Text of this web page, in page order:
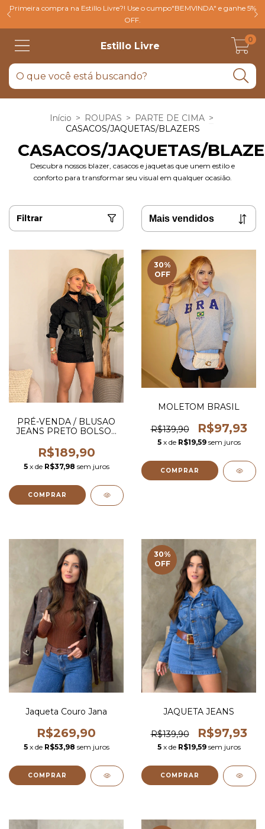
Primeira compra na Estillo Livre?! Use o cumpo"BEMVINDA" e ganhe 5%
OFF.
Estillo Livre
0
Início > ROUPAS > PARTE DE CIMA >
CASACOS/JAQUETAS/BLAZERS
CASACOS/JAQUETAS/
Descubra nossos blazer, casacos e jaquetas que unem estilo e
conforto para transformar seu visual em qualquer ocasião.
Filtrar
PRÉ-VENDA / BLUSAO
JEANS PRETO BOLSOS
R$189,90
5 x de R$37,98 sem juros
COMPRAR
30%
OFF
MOLETOM BRASIL
R$139,90 R$97,93
5 x de R$19,59 sem juros
COMPRAR
Jaqueta Couro Jana
R$269,90
5 x de R$53,98 sem juros
COMPRAR
30%
OFF
JAQUETA JEANS
R$139,90 R$97,93
5 x de R$19,59 sem juros
COMPRAR